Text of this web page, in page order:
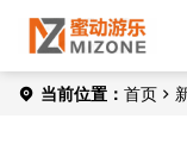
当前位置： 首页